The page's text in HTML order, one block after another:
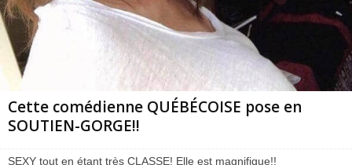
Cette comédienne QUÉBÉCOISE pose en
SOUTIEN-GORGE!!
SEXY tout en étant très CLASSE! Elle est magnifique!!